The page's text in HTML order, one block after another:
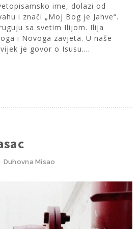
ime, dolazi od
i znači „Moj Bog je Jahve“.
sa svetim Ilijom. Ilija
i Novoga zavjeta. U naše
je govor o Isusu....
Duhovna Misao